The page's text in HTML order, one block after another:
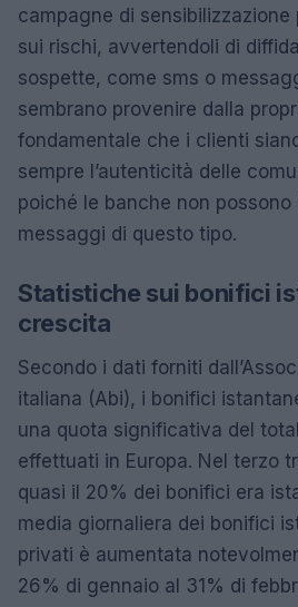
campagne di
sui rischi, avvertendoli di
sospette, come sms o
sembrano provenire dalla
fondamentale che i clienti
sempre l’autenticità delle
poiché le banche non
messaggi di questo tipo.
Statistiche sui bonifici
crescita
Secondo i dati forniti
italiana (Abi), i bonifici
una quota significativa del
effettuati in Europa. Nel terzo
quasi il 20% dei bonifici era
media giornaliera dei bonifici
privati è aumentata
26% di gennaio al 31% di